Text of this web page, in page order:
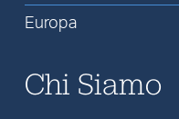
Europa
Chi Siamo